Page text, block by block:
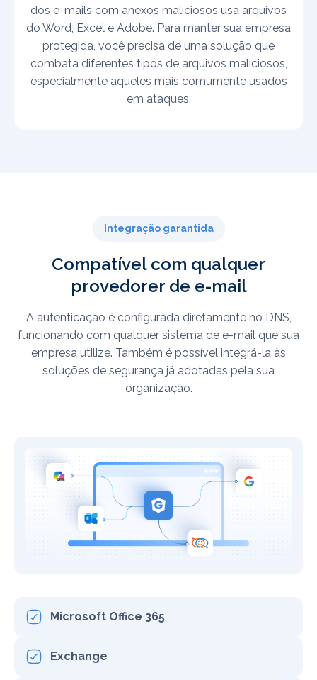
dos e-mails com anexos maliciosos usa arquivos
do Word, Excel e Adobe. Para manter sua empresa
protegida, você precisa de uma solução que
combata diferentes tipos de arquivos maliciosos,
especialmente aqueles mais comumente usados
em ataques.
Integração garantida
Compatível com qualquer
provedorer de e-mail
A autenticação é configurada diretamente no DNS,
funcionando com qualquer sistema de e-mail que sua
empresa utilize. Também é possível integrá-la às
soluções de segurança já adotadas pela sua
organização.
Microsoft Office 365
Exchange